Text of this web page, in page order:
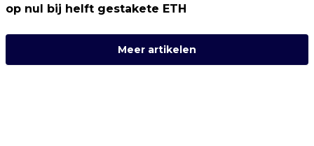
op nul bij helft gestakete ETH
Meer artikelen